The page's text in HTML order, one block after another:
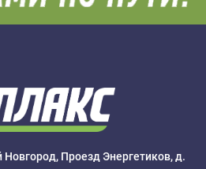
Новгород, Проезд Энергетиков, д.